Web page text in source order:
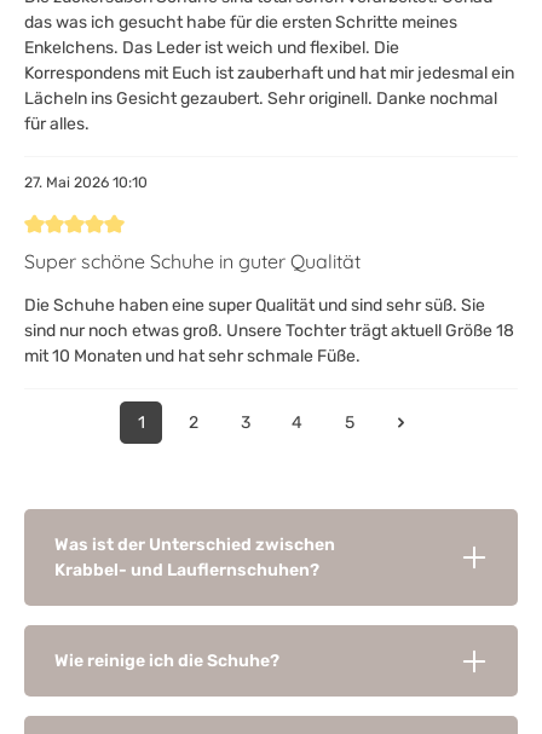
das was ich gesucht habe für die ersten Schritte meines
Enkelchens. Das Leder ist weich und flexibel. Die
Korrespondens mit Euch ist zauberhaft und hat mir jedesmal ein
Lächeln ins Gesicht gezaubert. Sehr originell. Danke nochmal
für alles.
27. Mai 2026 10:10
Bewertung mit 5 von 5 Sternen
Super schöne Schuhe in guter Qualität
Die Schuhe haben eine super Qualität und sind sehr süß. Sie
sind nur noch etwas groß. Unsere Tochter trägt aktuell Größe 18
mit 10 Monaten und hat sehr schmale Füße.
1 2 3 4 5
Was ist der Unterschied zwischen
Krabbel- und Lauflernschuhen?
Wie reinige ich die Schuhe?